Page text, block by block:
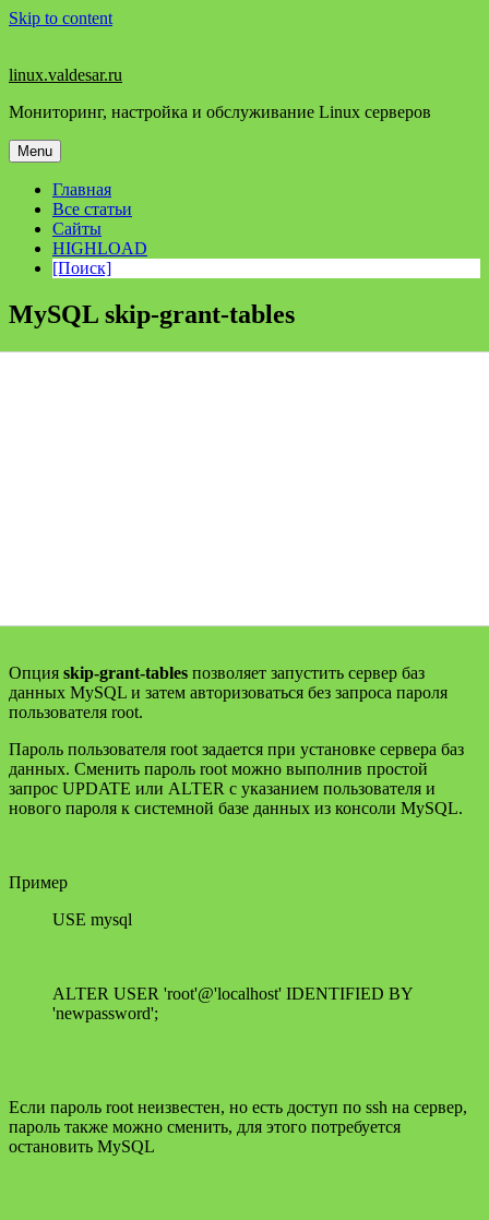
Skip to content
linux.valdesar.ru
Мониторинг, настройка и обслуживание Linux серверов
Menu
Главная
Все статьи
Сайты
HIGHLOAD
[Поиск]
MySQL skip-grant-tables
Опция skip-grant-tables позволяет запустить сервер баз
данных MySQL и затем авторизоваться без запроса пароля
пользователя root.
Пароль пользователя root задается при установке сервера баз
данных. Сменить пароль root можно выполнив простой
запрос UPDATE или ALTER c указанием пользователя и
нового пароля к системной базе данных из консоли MySQL.
Пример
USE mysql
ALTER USER 'root'@'localhost' IDENTIFIED BY
'newpassword';
Если пароль root неизвестен, но есть доступ по ssh на сервер,
пароль также можно сменить, для этого потребуется
остановить MySQL